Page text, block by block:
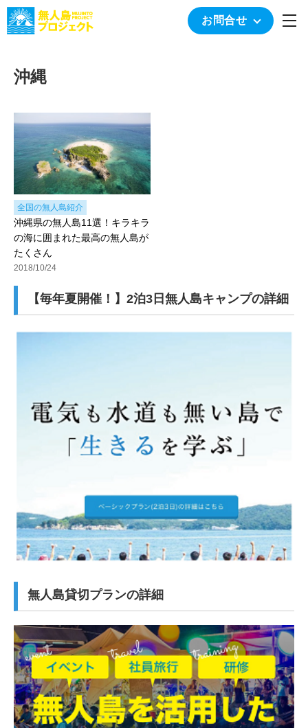
お問合せ
沖縄
全国の無人島紹介
沖縄県の無人島11選！キラキラ
の海に囲まれた最高の無人島が
たくさん
2018/10/24
【毎年夏開催！】2泊3日無人島キャンプの詳細
無人島貸切プランの詳細